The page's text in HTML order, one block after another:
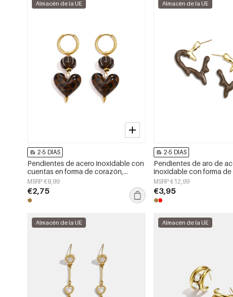
Almacén de la UE
2-5 DÍAS
Pendientes de acero inoxidable con
cuentas en forma de corazón,
sencillos, de la serie Daily Simple.
Joyería para mujer.
MSRP €8,99
€2,75
Almacén de la UE
2-5 DÍAS
Pendientes de aro de
inoxidable con forma de
sencillos, de la serie Daily
joyería para mujer.
MSRP €12,99
€3,95
Almacén de la UE Almacén de la UE